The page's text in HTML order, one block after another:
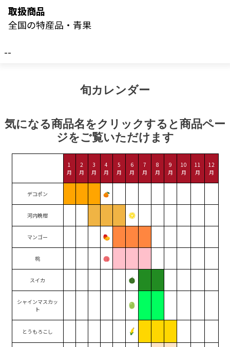
取扱商品
全国の特産品・青果
--
旬カレンダー
気になる商品名をクリックすると商品ペー
ジをご覧いただけます
1
月
2
月
3
月
4
月
5
月
6
月
7
月
8
月
9
月
10
月
11
月
12
月
デコポン
河内晩柑
マンゴー
桃
スイカ
シャインマスカッ
ト
とうもろこし